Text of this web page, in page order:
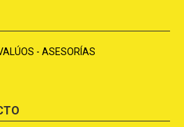
- ASESORÍAS